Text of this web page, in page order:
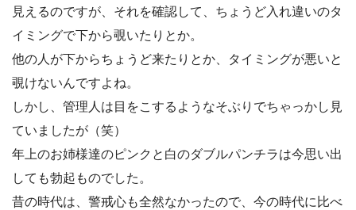
見えるのですが、それを確認して、ちょうど入れ違いのタ
イミングで下から覗いたりとか。
他の人が下からちょうど来たりとか、タイミングが悪いと
覗けないんですよね。
しかし、管理人は目をこするようなそぶりでちゃっかし見
ていましたが（笑）
年上のお姉様達のピンクと白のダブルパンチラは今思い出
しても勃起ものでした。
昔の時代は、警戒心も全然なかったので、今の時代に比べ